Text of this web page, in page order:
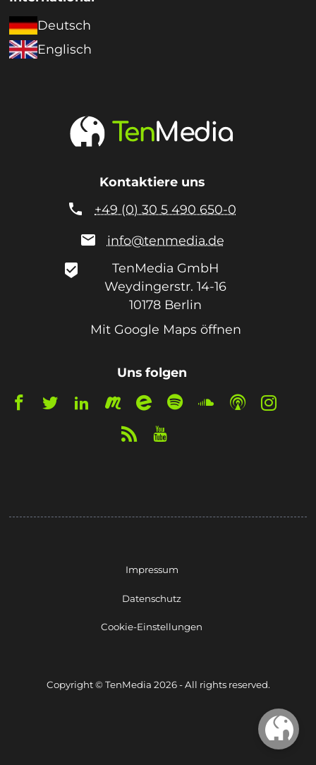
Deutsch
Englisch
Kontaktiere uns
 +49 (0) 30 5 490 650-0
 info@tenmedia.de
beenhere
TenMedia GmbH
Weydingerstr. 14-16
10178 Berlin
Mit Google Maps öffnen
Uns folgen
Impressum
Datenschutz
Cookie-Einstellungen
Copyright © TenMedia 2026 - All rights reserved.